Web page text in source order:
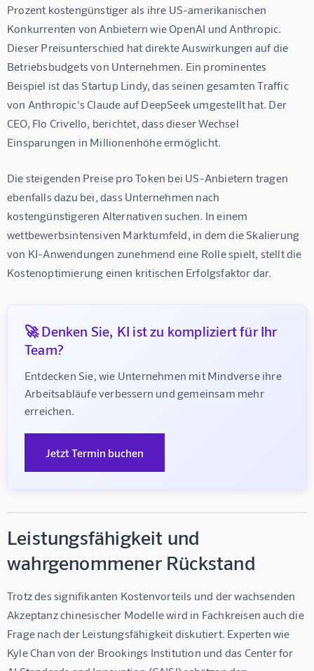
Prozent kostengünstiger als ihre US-amerikanischen
Konkurrenten von Anbietern wie OpenAI und Anthropic.
Dieser Preisunterschied hat direkte Auswirkungen auf die
Betriebsbudgets von Unternehmen. Ein prominentes
Beispiel ist das Startup Lindy, das seinen gesamten Traffic
von Anthropic's Claude auf DeepSeek umgestellt hat. Der
CEO, Flo Crivello, berichtet, dass dieser Wechsel
Einsparungen in Millionenhöhe ermöglicht.
Die steigenden Preise pro Token bei US-Anbietern tragen
ebenfalls dazu bei, dass Unternehmen nach
kostengünstigeren Alternativen suchen. In einem
wettbewerbsintensiven Marktumfeld, in dem die Skalierung
von KI-Anwendungen zunehmend eine Rolle spielt, stellt die
Kostenoptimierung einen kritischen Erfolgsfaktor dar.
🚀 Denken Sie, KI ist zu kompliziert für Ihr
Team?
Entdecken Sie, wie Unternehmen mit Mindverse ihre
Arbeitsabläufe verbessern und gemeinsam mehr
erreichen.
Jetzt Termin buchen
Leistungsfähigkeit und
wahrgenommener Rückstand
Trotz des signifikanten Kostenvorteils und der wachsenden
Akzeptanz chinesischer Modelle wird in Fachkreisen auch die
Frage nach der Leistungsfähigkeit diskutiert. Experten wie
Kyle Chan von der Brookings Institution und das Center for